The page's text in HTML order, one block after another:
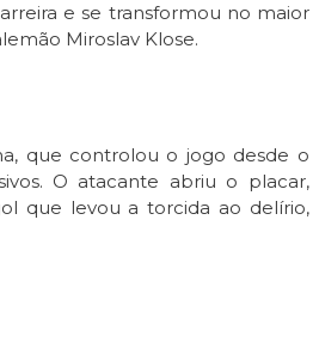
e se transformou no maior
Miroslav Klose.
que controlou o jogo desde o
O atacante abriu o placar,
que levou a torcida ao delírio,